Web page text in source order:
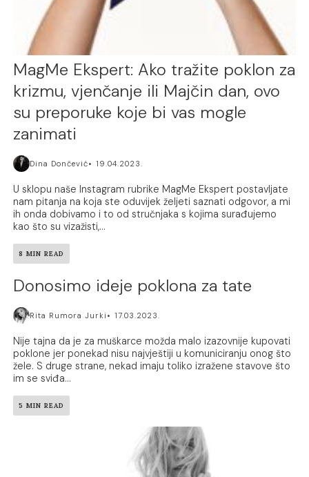
MagMe Ekspert: Ako tražite poklon za
krizmu, vjenčanje ili Majčin dan, ovo
su preporuke koje bi vas mogle
zanimati
Dina Dončević 19.04.2023.
U sklopu naše Instagram rubrike MagMe Ekspert postavljate
nam pitanja na koja ste oduvijek željeti saznati odgovor, a mi
ih onda dobivamo i to od stručnjaka s kojima surađujemo
kao što su vizažisti,...
8 MIN READ
Donosimo ideje poklona za tate
Rita Rumora Jurki 17.03.2023.
Nije tajna da je za muškarce možda malo izazovnije kupovati
poklone jer ponekad nisu najvještiji u komuniciranju onog što
žele. S druge strane, nekad imaju toliko izražene stavove što
im se sviđa...
5 MIN READ